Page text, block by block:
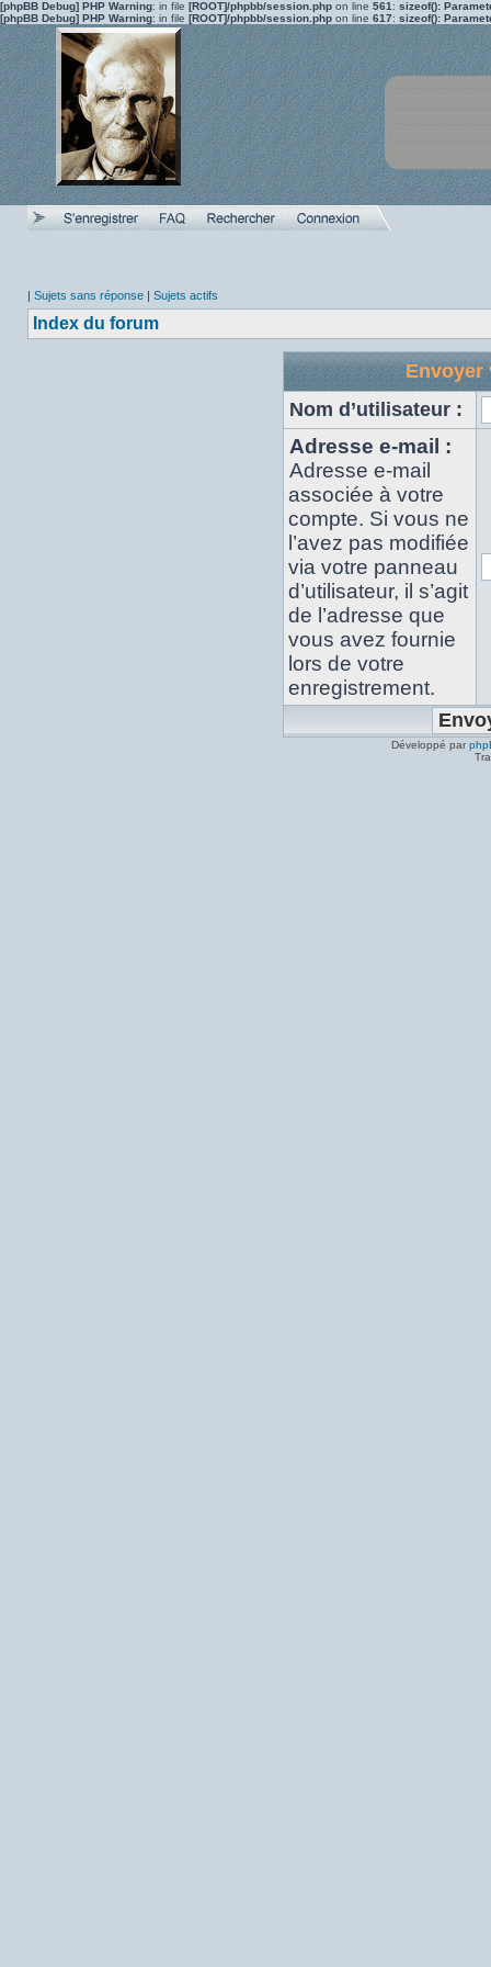
[phpBB Debug] PHP Warning: in file [ROOT]/phpbb/session.php on line 561 : sizeof():
[phpBB Debug] PHP Warning: in file [ROOT]/phpbb/session.php on line 617: sizeof():
| Sujets sans réponse | Sujets actifs
Index du forum
Envoyer
Nom d’utilisateur :
Adresse e-mail :
Adresse e-mail
associée à votre
compte. Si vous ne
l’avez pas modifiée
via votre panneau
d’utilisateur, il s’agit
de l’adresse que
vous avez fournie
lors de votre
enregistrement.
Développé par